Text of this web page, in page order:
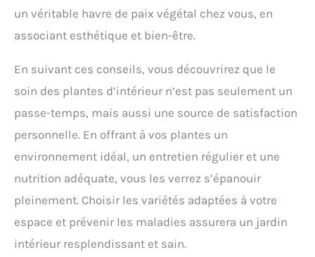
un véritable havre de paix végétal chez vous, en
associant esthétique et bien-être.
En suivant ces conseils, vous découvrirez que le
soin des plantes d’intérieur n’est pas seulement un
passe-temps, mais aussi une source de satisfaction
personnelle. En offrant à vos plantes un
environnement idéal, un entretien régulier et une
nutrition adéquate, vous les verrez s’épanouir
pleinement. Choisir les variétés adaptées à votre
espace et prévenir les maladies assurera un jardin
intérieur resplendissant et sain.